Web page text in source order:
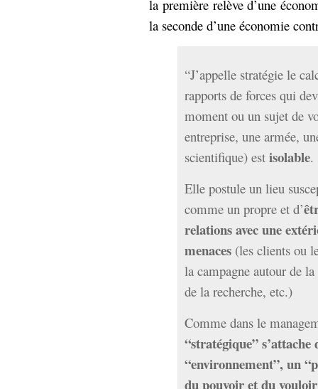
la première relève d’une
la seconde d’une économie
“J’appelle stratégie le
rapports de forces qui
moment ou un sujet de
entreprise, une armée,
scientifique) est isolable.
Elle postule un lieu
comme un propre et d’
relations avec une
menaces (les clients ou
la campagne autour de
de la recherche, etc.)
Comme dans le
“stratégique”
“environnement”, un
du pouvoir et du